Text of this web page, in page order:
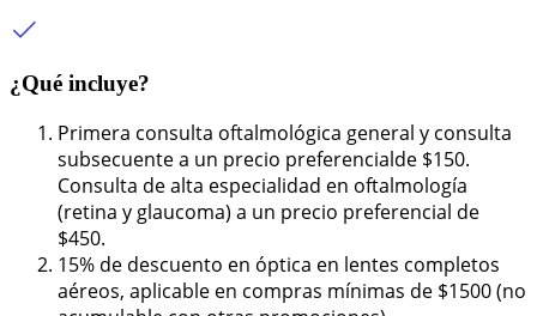
¿Qué incluye?
Primera consulta oftalmológica general y consulta
subsecuente a un precio preferencialde $150.
Consulta de alta especialidad en oftalmología
(retina y glaucoma) a un precio preferencial de
$450.
15% de descuento en óptica en lentes completos
aéreos, aplicable en compras mínimas de $1500 (no